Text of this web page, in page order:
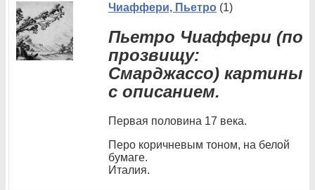
Чиаффери, Пьетро (1)
Пьетро Чиаффери (по
прозвищу:
Смарджассо) картины
с описанием.
Первая половина 17 века.
Перо коричневым тоном, на белой
бумаге.
Италия.